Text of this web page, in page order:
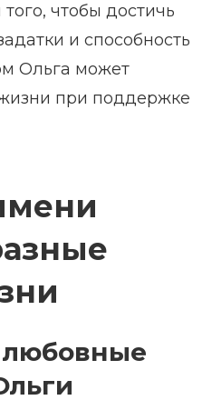
чтобы достичь
и способность
Ольга может
при поддержке